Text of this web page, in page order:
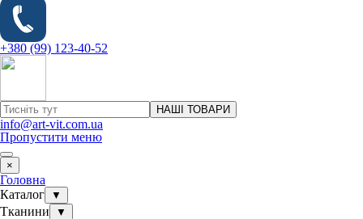
+380 (99) 123-40-52
НАШІ ТОВАРИ
info@art-vit.com.ua
Пропустити меню
×
Головна
Каталог
▼
Тканини ▼